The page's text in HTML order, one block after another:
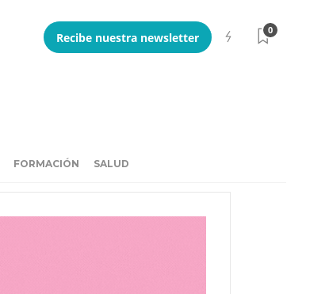
Recibe nuestra newsletter
0
FORMACIÓN SALUD